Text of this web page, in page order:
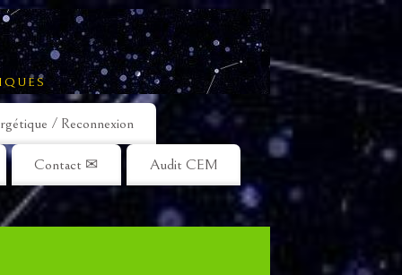
/ Reconnexion
Contact ✉ Audit CEM